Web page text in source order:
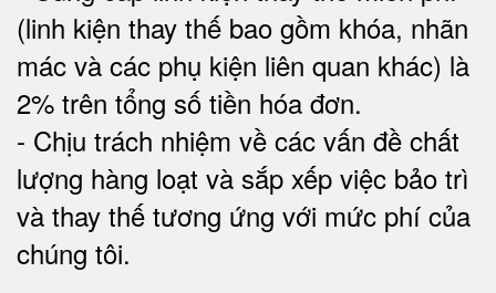
(linh kiện thay thế bao gồm khóa, nhãn
mác và các phụ kiện liên quan khác) là
2% trên tổng số tiền hóa đơn.
- Chịu trách nhiệm về các vấn đề chất
lượng hàng loạt và sắp xếp việc bảo trì
và thay thế tương ứng với mức phí của
chúng tôi.